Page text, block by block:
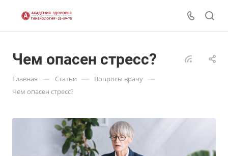
Чем опасен стресс?
Главная — Статьи — Вопросы врачу —
Чем опасен стресс?